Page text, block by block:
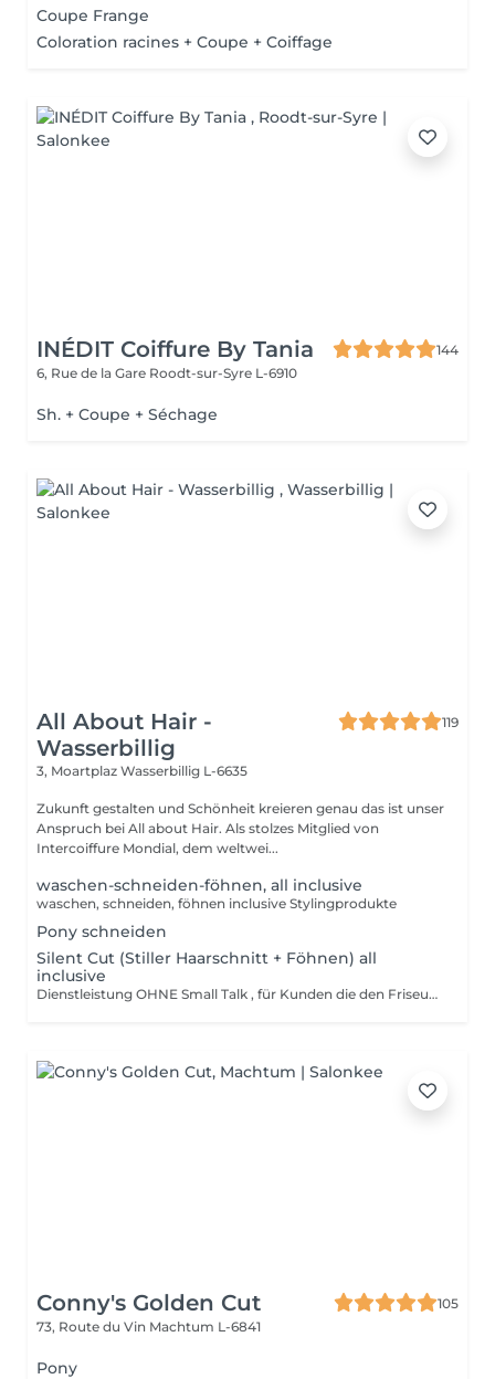
Coupe Frange
Coloration racines + Coupe + Coiffage
INÉDIT Coiffure By Tania
144
6, Rue de la Gare Roodt-sur-Syre L-6910
Sh. + Coupe + Séchage
All About Hair -
Wasserbillig
119
3, Moartplaz Wasserbillig L-6635
Zukunft gestalten und Schönheit kreieren genau das ist unser
Anspruch bei All about Hair. Als stolzes Mitglied von
Intercoiffure Mondial, dem weltwei...
waschen-schneiden-föhnen, all inclusive
waschen, schneiden, föhnen inclusive Stylingprodukte
Pony schneiden
Silent Cut (Stiller Haarschnitt + Föhnen) all
inclusive
Dienstleistung OHNE Small Talk , für Kunden die den Friseurbesuch geniessen möchten.
Conny's Golden Cut
105
73, Route du Vin Machtum L-6841
Pony